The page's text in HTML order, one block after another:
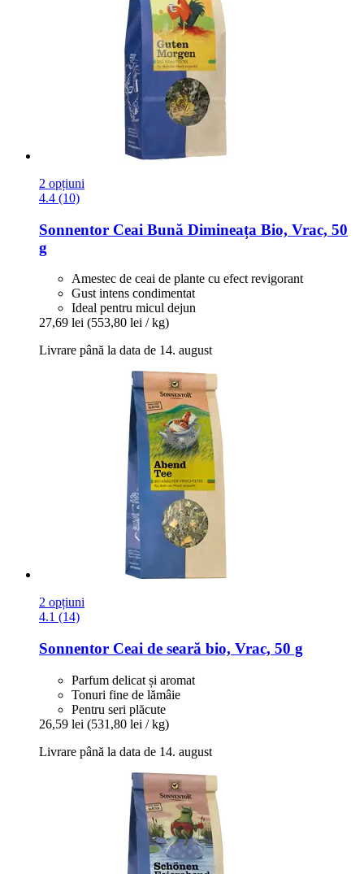
2 opțiuni
4.4 (10)
Sonnentor Ceai Bună Dimineața Bio, Vrac, 50
g
Amestec de ceai de plante cu efect revigorant
Gust intens condimentat
Ideal pentru micul dejun
27,69 lei (553,80 lei / kg)
Livrare până la data de 14. august
2 opțiuni
4.1 (14)
Sonnentor Ceai de seară bio, Vrac, 50 g
Parfum delicat și aromat
Tonuri fine de lămâie
Pentru seri plăcute
26,59 lei (531,80 lei / kg)
Livrare până la data de 14. august